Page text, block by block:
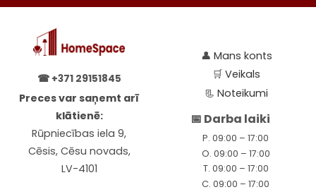
☎ +371 29151845
Preces var saņemt arī
klātienē:
Rūpniecības iela 9,
Cēsis, Cēsu novads,
LV-4101
👤 Mans konts
🛒Veikals
📃Noteikumi
📅 Darba laiki
P. 09:00 – 17:00
O. 09:00 – 17:00
T. 09:00 – 17:00
C. 09:00 – 17:00